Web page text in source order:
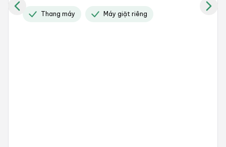
Thang máy Máy giặt riêng